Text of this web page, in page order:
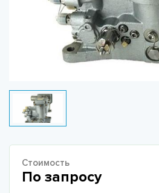
Стоимость
По запросу